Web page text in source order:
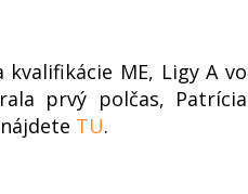
kvalifikácie ME, Ligy A vo
prvý polčas, Patrícia
TU.